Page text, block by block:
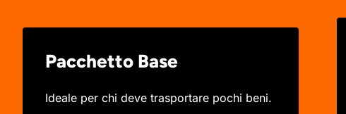
Pacchetto Base
Ideale per chi deve trasportare pochi beni.